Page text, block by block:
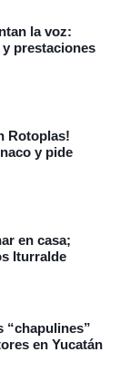
la voz:
prestaciones
Rotoplas!
y pide
en casa;
Iturralde
“chapulines”
en Yucatán